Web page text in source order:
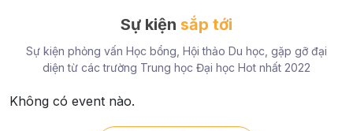
Sự kiện sắp tới
Sự kiện phỏng vấn Học bổng, Hội thảo Du học, gặp gỡ đại
diện từ các trường Trung học Đại học Hot nhất 2022
Không có event nào.